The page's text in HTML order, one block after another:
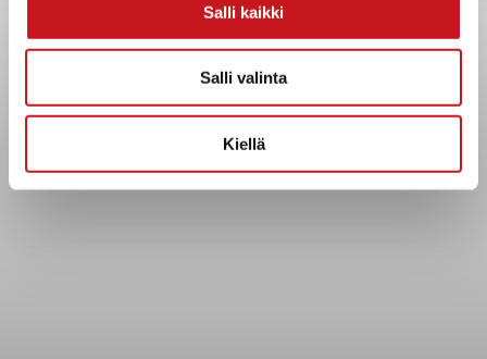
Salli kaikki
Salli valinta
Kiellä
Asiakirjajulkisuuskuvaus
Evästeet
Tietosuoja